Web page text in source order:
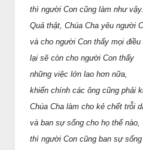
thì người Con cũng làm như vậy.
Quả thật, Chúa Cha yêu người
và cho người Con thấy mọi điều
lại sẽ còn cho người Con thấy
những việc lớn lao hơn nữa,
khiến chính các ông cũng phải
Chúa Cha làm cho kẻ chết trỗi
và ban sự sống cho họ thế nào,
thì người Con cũng ban sự